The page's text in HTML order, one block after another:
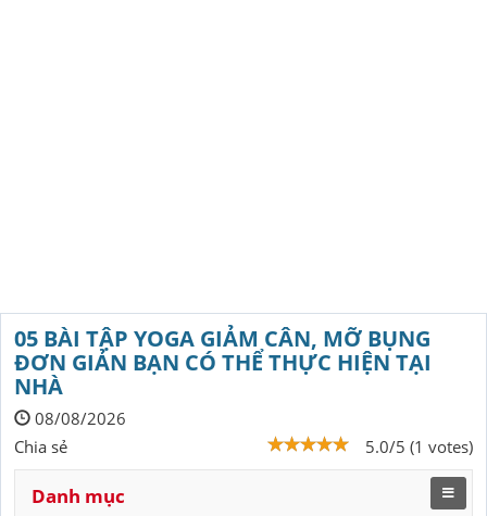
05 BÀI TẬP YOGA GIẢM CÂN, MỠ BỤNG
ĐƠN GIẢN BẠN CÓ THỂ THỰC HIỆN TẠI
NHÀ
08/08/2026
5.0/5 (1 votes)
Chia sẻ
Danh mục